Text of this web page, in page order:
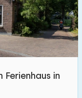
50
18
Ferienhaus in